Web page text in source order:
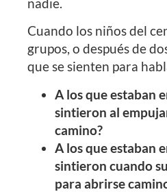
Cuando los niños del
grupos, o después de
que se sienten para
A los que estaban
sintieron al
camino?
A los que estaban
sintieron cuando
para abrirse